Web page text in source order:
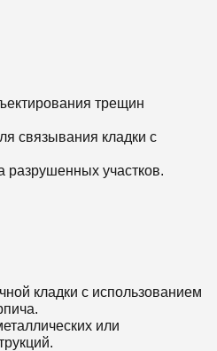
трещин
связывания кладки с
разрушенных участков.
кладки с использованием
или